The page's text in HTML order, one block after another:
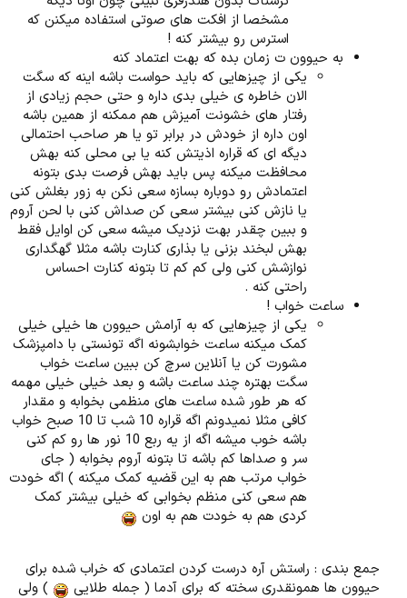
مشخصا از افکت های صوتی استفاده میکنن که
استرس رو بیشتر کنه !​
به حیوون ت زمان بده که بهت اعتماد کنه
یکی از چیزهایی که باید حواست باشه اینه که سگت
الان خاطره ی خیلی بدی داره و حتی حجم زیادی از
رفتار های خشونت آمیزش هم ممکنه از همین باشه
اون داره از خودش در برابر تو یا هر صاحب احتمالی
دیگه ای که قراره اذیتش کنه یا بی محلی کنه بهش
محافظت میکنه پس باید بهش فرصت بدی بتونه
اعتمادش رو دوباره بسازه سعی نکن به زور بغلش کنی
یا نازش کنی بیشتر سعی کن صداش کنی با لحن آروم
و ببین چقدر بهت نزدیک میشه سعی کن اوایل فقط
بهش لبخند بزنی یا بذاری کنارت باشه مثلا گهگداری
نوازشش کنی ولی کم کم تا بتونه کنارت احساس
راحتی کنه .
ساعت خواب !
یکی از چیزهایی که به آرامش حیوون ها خیلی خیلی
کمک میکنه ساعت خوابشونه اگه تونستی با دامپزشک
مشورت کن یا آنلاین سرچ کن ببین ساعت خواب
سگت بهتره چند ساعت باشه و بعد خیلی خیلی مهمه
که هر طور شده ساعت های منظمی بخوابه و مقدار
کافی مثلا نمیدونم اگه قراره 10 شب تا 10 صبح خواب
باشه خوب میشه اگه از یه ربع 10 نور ها رو کم کنی
سر و صداها کم باشه تا بتونه آروم بخوابه ( جای
خواب مرتب هم به این قضیه کمک میکنه ) اگه خودت
هم سعی کنی منظم بخوابی که خیلی بیشتر کمک
کردی هم به خودت هم به اون
جمع بندی : راستش آره درست کردن اعتمادی که خراب شده برای
حیوون ها همونقدری سخته که برای آدما ( جمله طلایی
) ولی